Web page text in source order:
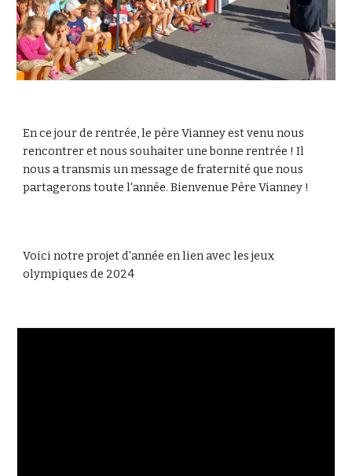
En ce jour de rentrée, le père Vianney est venu nous
rencontrer et nous souhaiter une bonne rentrée ! Il
nous a transmis un message de fraternité que nous
partagerons toute l'année. Bienvenue Père Vianney !
Voici notre projet d'année en lien avec les jeux
olympiques de 2024